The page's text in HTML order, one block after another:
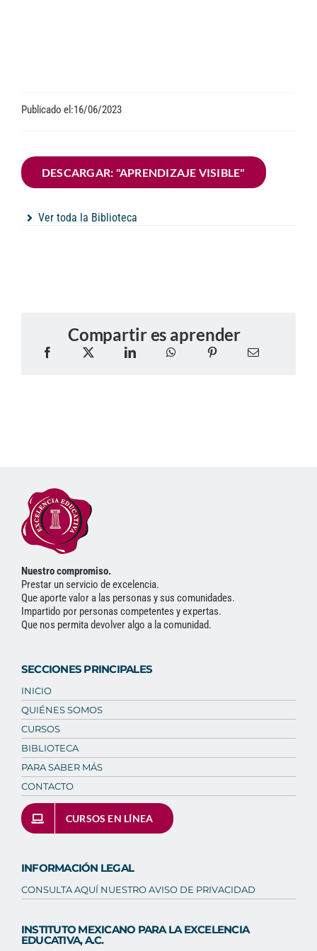
Publicado el:16/06/2023
DESCARGAR: "APRENDIZAJE VISIBLE"
Ver toda la Biblioteca
Compartir es aprender
Nuestro compromiso.
Prestar un servicio de excelencia.
Que aporte valor a las personas y sus comunidades.
Impartido por personas competentes y expertas.
Que nos permita devolver algo a la comunidad.
SECCIONES PRINCIPALES
INICIO
QUIÉNES SOMOS
CURSOS
BIBLIOTECA
PARA SABER MÁS
CONTACTO
CURSOS EN LÍNEA
INFORMACIÓN LEGAL
CONSULTA AQUÍ NUESTRO AVISO DE PRIVACIDAD
INSTITUTO MEXICANO PARA LA EXCELENCIA
EDUCATIVA, A.C.